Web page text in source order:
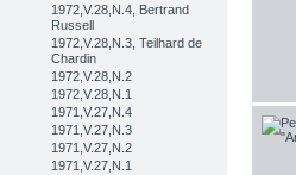
1972,V.28,N.4, Bertrand
Russell
1972,V.28,N.3, Teilhard de
Chardin
1972,V.28,N.2
1972,V.28,N.1
1971,V.27,N.4
1971,V.27,N.3
1971,V.27,N.2
1971,V.27,N.1